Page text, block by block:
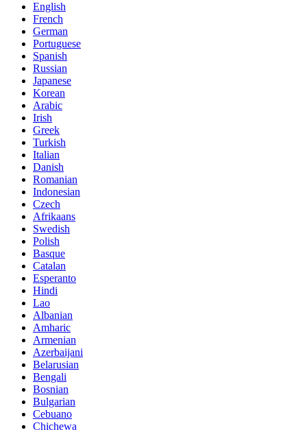
English
French
German
Portuguese
Spanish
Russian
Japanese
Korean
Arabic
Irish
Greek
Turkish
Italian
Danish
Romanian
Indonesian
Czech
Afrikaans
Swedish
Polish
Basque
Catalan
Esperanto
Hindi
Lao
Albanian
Amharic
Armenian
Azerbaijani
Belarusian
Bengali
Bosnian
Bulgarian
Cebuano
Chichewa